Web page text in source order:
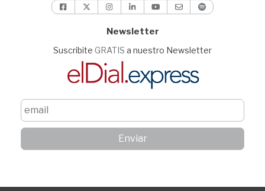
Newsletter
Suscribite GRATIS a nuestro Newsletter